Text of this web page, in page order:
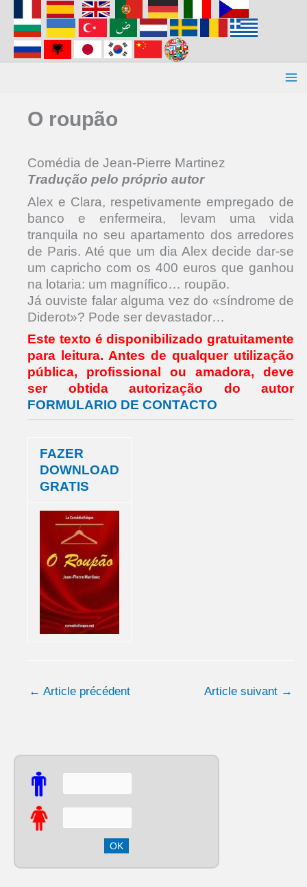
contenu
O roupão
Comédia de Jean-Pierre Martinez
Tradução pelo próprio autor
Alex e Clara, respetivamente empregado de
banco e enfermeira, levam uma vida
tranquila no seu apartamento dos arredores
de Paris. Até que um dia Alex decide dar-se
um capricho com os 400 euros que ganhou
na lotaria: um magnífico… roupão.
Já ouviste falar alguma vez do «síndrome de
Diderot»? Pode ser devastador…
Este texto é disponibilizado gratuitamente
para leitura. Antes de qualquer utilização
pública, profissional ou amadora, deve
ser obtida autorização do autor
FORMULARIO DE CONTACTO
FAZER
DOWNLOAD
GRATIS
← Article précédent Article suivant →